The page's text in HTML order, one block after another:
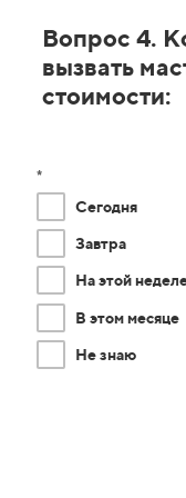
Вопрос 4.
вызвать
стоимости:
*
Сегодня
Завтра
На этой
В этом месяце
Не знаю